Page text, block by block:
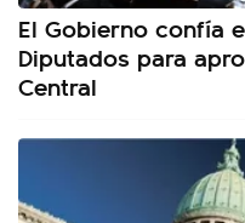
El Gobierno confía
Diputados para
Central